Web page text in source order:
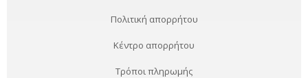
Πολιτική απορρήτου
Κέντρο απορρήτου
Τρόποι πληρωμής